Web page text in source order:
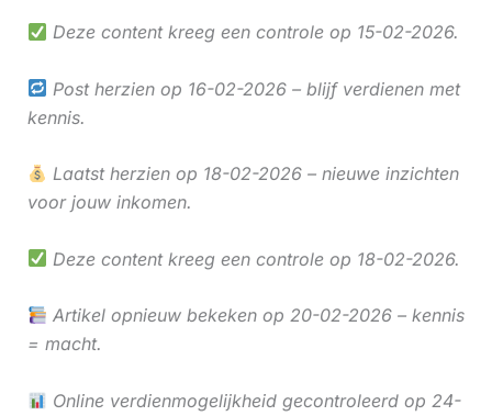
Deze content kreeg een controle op 15-02-2026.
Post herzien op 16-02-2026 – blijf verdienen met
kennis.
Laatst herzien op 18-02-2026 – nieuwe inzichten
voor jouw inkomen.
Deze content kreeg een controle op 18-02-2026.
Artikel opnieuw bekeken op 20-02-2026 – kennis
= macht.
Online verdienmogelijkheid gecontroleerd op 24-